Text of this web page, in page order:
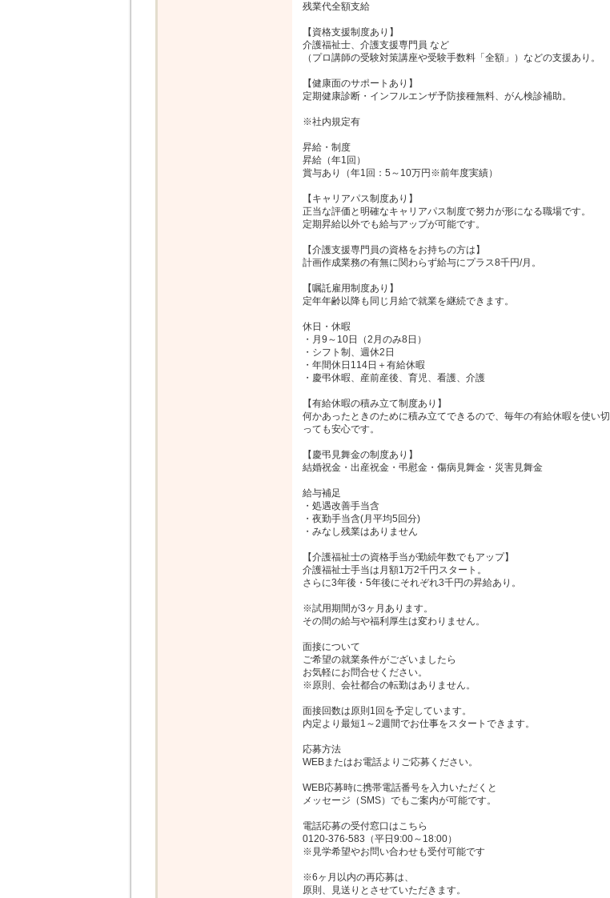
残業代全額支給
【資格支援制度あり】
介護福祉士、介護支援専門員 など
（プロ講師の受験対策講座や受験手数料「全額」）などの支援あり。
【健康面のサポートあり】
定期健康診断・インフルエンザ予防接種無料、がん検診補助。
※社内規定有
昇給・制度
昇給（年1回）
賞与あり（年1回：5～10万円※前年度実績）
【キャリアパス制度あり】
正当な評価と明確なキャリアパス制度で努力が形になる職場です。
定期昇給以外でも給与アップが可能です。
【介護支援専門員の資格をお持ちの方は】
計画作成業務の有無に関わらず給与にプラス8千円/月。
【嘱託雇用制度あり】
定年年齢以降も同じ月給で就業を継続できます。
休日・休暇
・月9～10日（2月のみ8日）
・シフト制、週休2日
・年間休日114日＋有給休暇
・慶弔休暇、産前産後、育児、看護、介護
【有給休暇の積み立て制度あり】
何かあったときのために積み立てできるので、毎年の有給休暇を使い切
っても安心です。
【慶弔見舞金の制度あり】
結婚祝金・出産祝金・弔慰金・傷病見舞金・災害見舞金
給与補足
・処遇改善手当含
・夜勤手当含(月平均5回分)
・みなし残業はありません
【介護福祉士の資格手当が勤続年数でもアップ】
介護福祉士手当は月額1万2千円スタート。
さらに3年後・5年後にそれぞれ3千円の昇給あり。
※試用期間が3ヶ月あります。
その間の給与や福利厚生は変わりません。
面接について
ご希望の就業条件がございましたら
お気軽にお問合せください。
※原則、会社都合の転勤はありません。
面接回数は原則1回を予定しています。
内定より最短1～2週間でお仕事をスタートできます。
応募方法
WEBまたはお電話よりご応募ください。
WEB応募時に携帯電話番号を入力いただくと
メッセージ（SMS）でもご案内が可能です。
電話応募の受付窓口はこちら
0120-376-583（平日9:00～18:00）
※見学希望やお問い合わせも受付可能です
※6ヶ月以内の再応募は、
原則、見送りとさせていただきます。